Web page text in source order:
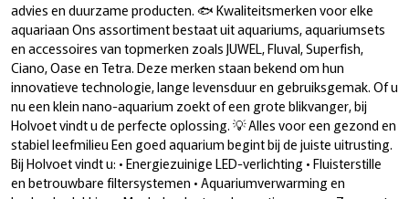
advies en duurzame producten. 🐟 Kwaliteitsmerken voor elke
aquariaan Ons assortiment bestaat uit aquariums, aquariumsets
en accessoires van topmerken zoals JUWEL, Fluval, Superfish,
Ciano, Oase en Tetra. Deze merken staan bekend om hun
innovatieve technologie, lange levensduur en gebruiksgemak. Of u
nu een klein nano-aquarium zoekt of een grote blikvanger, bij
Holvoet vindt u de perfecte oplossing. 💡 Alles voor een gezond en
stabiel leefmilieu Een goed aquarium begint bij de juiste uitrusting.
Bij Holvoet vindt u: • Energiezuinige LED-verlichting • Fluisterstille
en betrouwbare filtersystemen • Aquariumverwarming en